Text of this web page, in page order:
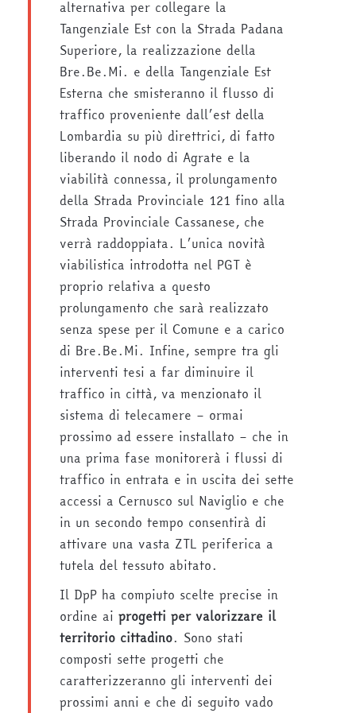
alternativa per collegare la
Tangenziale Est con la Strada Padana
Superiore, la realizzazione della
Bre.Be.Mi. e della Tangenziale Est
Esterna che smisteranno il flusso di
traffico proveniente dall’est della
Lombardia su più direttrici, di fatto
liberando il nodo di Agrate e la
viabilità connessa, il prolungamento
della Strada Provinciale 121 fino alla
Strada Provinciale Cassanese, che
verrà raddoppiata. L’unica novità
viabilistica introdotta nel PGT è
proprio relativa a questo
prolungamento che sarà realizzato
senza spese per il Comune e a carico
di Bre.Be.Mi. Infine, sempre tra gli
interventi tesi a far diminuire il
traffico in città, va menzionato il
sistema di telecamere – ormai
prossimo ad essere installato – che in
una prima fase monitorerà i flussi di
traffico in entrata e in uscita dei sette
accessi a Cernusco sul Naviglio e che
in un secondo tempo consentirà di
attivare una vasta ZTL periferica a
tutela del tessuto abitato.
Il DpP ha compiuto scelte precise in
ordine ai progetti per valorizzare il
territorio cittadino. Sono stati
composti sette progetti che
caratterizzeranno gli interventi dei
prossimi anni e che di seguito vado